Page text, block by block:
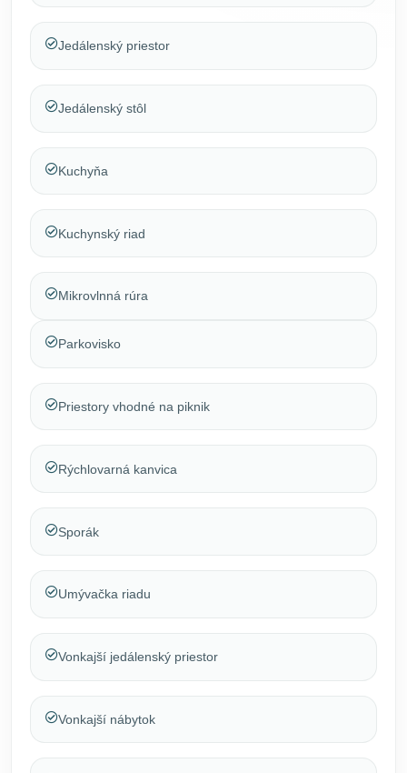
Jedálenský priestor
Jedálenský stôl
Kuchyňa
Kuchynský riad
Mikrovlnná rúra
Parkovisko
Priestory vhodné na piknik
Rýchlovarná kanvica
Sporák
Umývačka riadu
Vonkajší jedálenský priestor
Vonkajší nábytok